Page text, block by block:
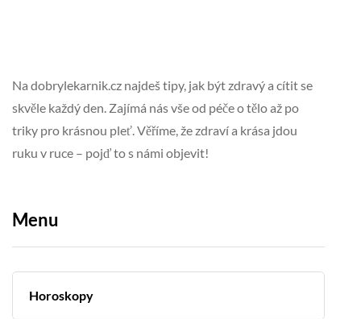
Na dobrylekarnik.cz najdeš tipy, jak být zdravý a cítit se
skvěle každý den. Zajímá nás vše od péče o tělo až po
triky pro krásnou pleť. Věříme, že zdraví a krása jdou
ruku v ruce – pojď to s námi objevit!
Menu
Horoskopy